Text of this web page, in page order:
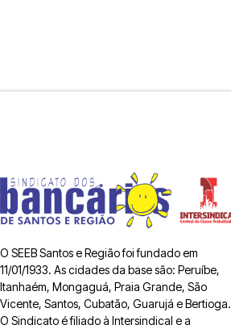
O SEEB Santos e Região foi fundado em
11/01/1933. As cidades da base são: Peruíbe,
Itanhaém, Mongaguá, Praia Grande, São
Vicente, Santos, Cubatão, Guarujá e Bertioga.
O Sindicato é filiado à Intersindical e a